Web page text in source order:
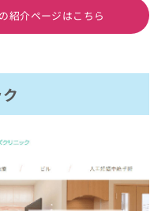
紹介ページはこちら